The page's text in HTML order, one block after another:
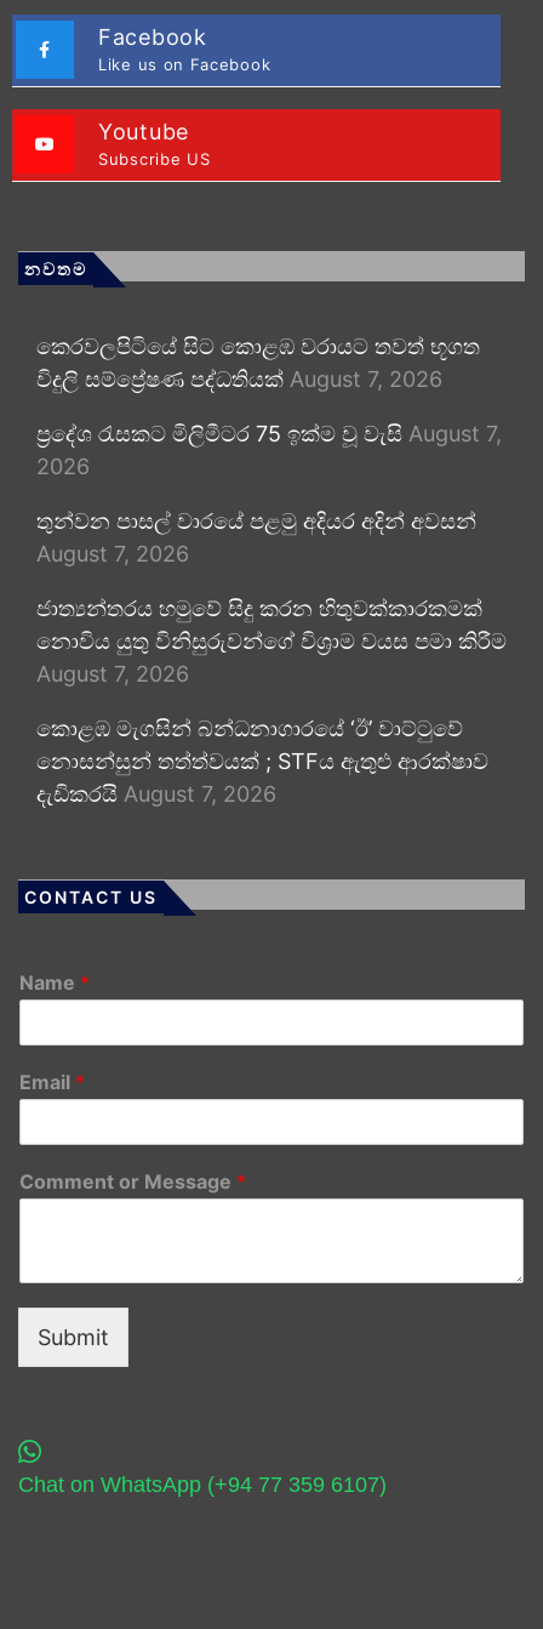
Facebook
Like us on Facebook
Youtube
Subscribe US
නවතම
කෙරවලපිටියේ සිට කොළඹ වරායට තවත් භූගත
විදුලි සම්ප්‍රේෂණ පද්ධතියක් August 7, 2026
ප්‍රදේශ රැසකට මිලිමීටර 75 ඉක්ම වූ වැසි August 7,
2026
තුන්වන පාසල් වාරයේ පළමු අදියර අදින් අවසන්
August 7, 2026
ජාත්‍යන්තරය හමුවේ සිදු කරන හිතුවක්කාරකමක්
නොවිය යුතු විනිසුරුවන්ගේ විශ්‍රාම වයස පමා කිරීම
August 7, 2026
කොළඹ මැගසින් බන්ධනාගාරයේ ‘ඊ’ වාට්ටුවේ
නොසන්සුන් තත්ත්වයක් ; STFය ඇතුළු ආරක්ෂාව
දැඩිකරයි August 7, 2026
CONTACT US
Name *
Email *
Comment or Message *
Submit
Chat on WhatsApp (+94 77 359 6107)